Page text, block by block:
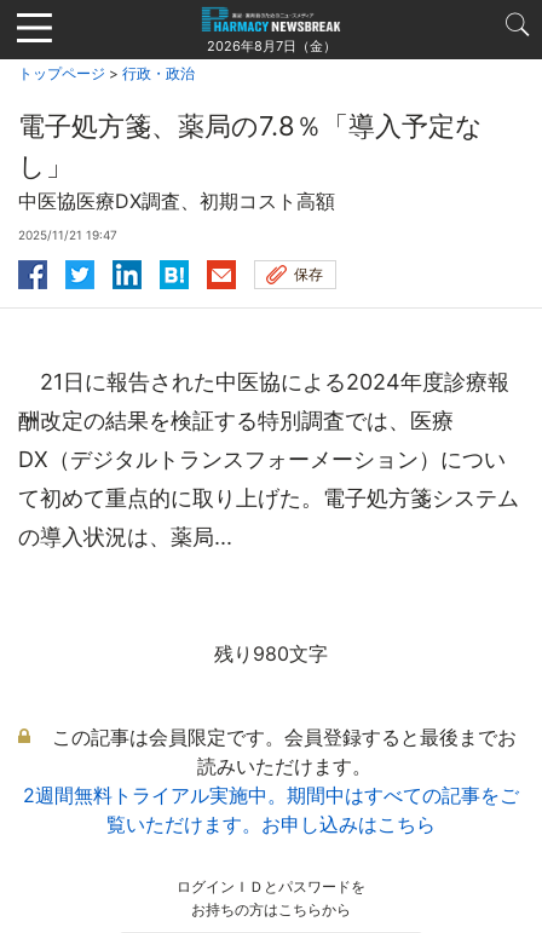
Jump
to
navigation
2026年8月7日（金）
トップページ > 行政・政治
電子処方箋、薬局の7.8％「導入予定な
し」
中医協医療DX調査、初期コスト高額
2025/11/21 19:47
保存
21日に報告された中医協による2024年度診療報
酬改定の結果を検証する特別調査では、医療
DX（デジタルトランスフォーメーション）につい
て初めて重点的に取り上げた。電子処方箋システム
の導入状況は、薬局...
残り980文字
この記事は会員限定です。会員登録すると最後までお
読みいただけます。
2週間無料トライアル実施中。期間中はすべての記事をご
覧いただけます。お申し込みはこちら
ログインＩＤとパスワードを
お持ちの方はこちらから